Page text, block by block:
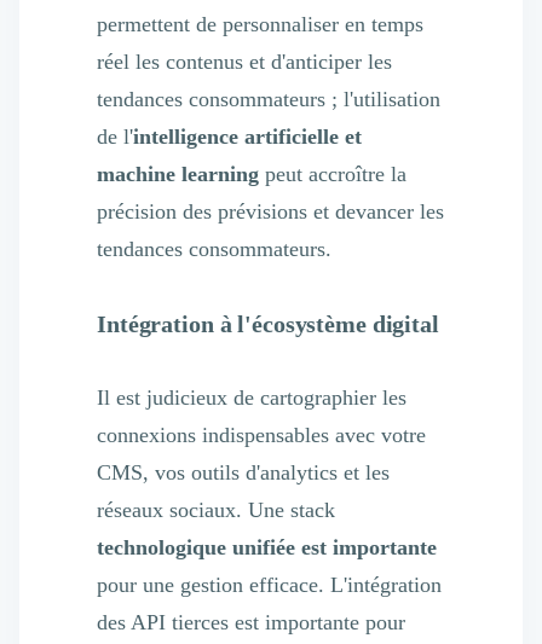
permettent de personnaliser en temps
réel les contenus et d'anticiper les
tendances consommateurs ; l'utilisation
de l'intelligence artificielle et
machine learning peut accroître la
précision des prévisions et devancer les
tendances consommateurs.
Intégration à l'écosystème digital
Il est judicieux de cartographier les
connexions indispensables avec votre
CMS, vos outils d'analytics et les
réseaux sociaux. Une stack
technologique unifiée est importante
pour une gestion efficace. L'intégration
des API tierces est importante pour